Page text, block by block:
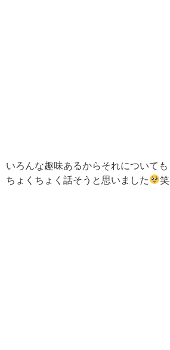
いろんな趣味あるからそれについても
ちょくちょく話そうと思いました
笑